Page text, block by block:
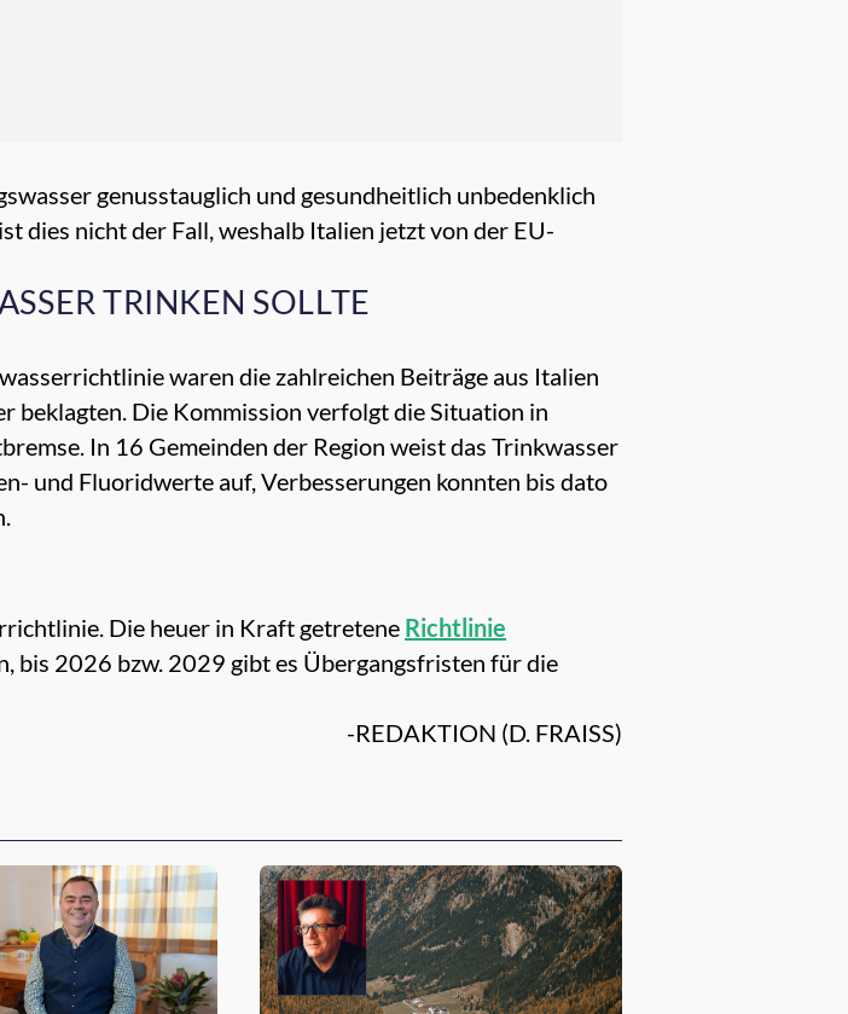
genusstauglich und gesundheitlich unbedenklich
dies nicht der Fall, weshalb Italien jetzt von der EU-
TRINKEN SOLLTE
waren die zahlreichen Beiträge aus Italien
beklagten. Die Kommission verfolgt die Situation in
In 16 Gemeinden der Region weist das Trinkwasser
und Fluoridwerte auf, Verbesserungen konnten bis dato
Die heuer in Kraft getretene Richtlinie
bis 2026 bzw. 2029 gibt es Übergangsfristen für die
-REDAKTION (D. FRAISS)